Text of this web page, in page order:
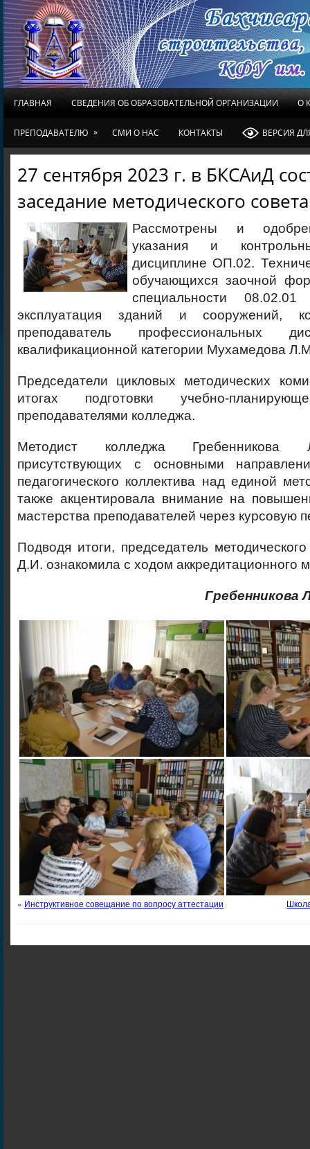
ГЛАВНАЯ СВЕДЕНИЯ ОБ ОБРАЗОВАТЕЛЬНОЙ ОРГАНИЗАЦИИ О
ПРЕПОДАВАТЕЛЮ » СМИ О НАС КОНТАКТЫ ВЕРСИЯ
27 сентября 2023 г. в БКСАиД
заседание методического
Рассмотрены и
указания и
дисциплине ОП.02.
обучающихся заочной
специальности
эксплуатация зданий и сооружений,
преподаватель профессиональных
квалификационной категории Мухамедова
Председатели цикловых методических
итогах подготовки учебно-
преподавателями колледжа.
Методист колледжа Гребенникова
присутствующих с основными
педагогического коллектива над единой
также акцентировала внимание на
мастерства преподавателей через курсовую
Подводя итоги, председатель
Д.И. ознакомила с ходом аккредитационного
Гребенникова
« Инструктивное совещание по вопросу аттестации